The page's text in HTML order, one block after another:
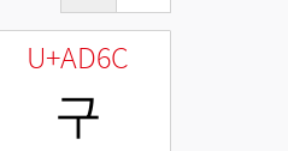
U+AD6C
구